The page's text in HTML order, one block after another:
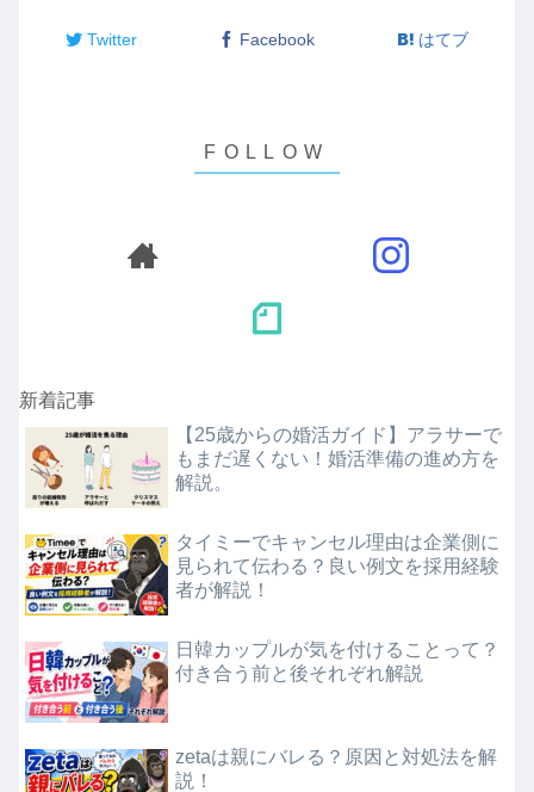
Twitter Facebook はてブ
新着記事
【25歳からの婚活ガイド】アラサーで
もまだ遅くない！婚活準備の進め方を
解説。
タイミーでキャンセル理由は企業側に
見られて伝わる？良い例文を採用経験
者が解説！
日韓カップルが気を付けることって？
付き合う前と後それぞれ解説
zetaは親にバレる？原因と対処法を解
説！